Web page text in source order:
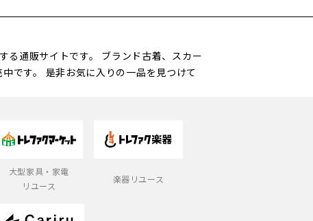
る通販サイトです。 ブランド古着、スカー
です。 是非お気に入りの一品を見つけて
大型家具・家電
リユース
楽器リユース